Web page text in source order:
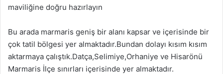
maviliğine doğru hazırlayın
Bu arada marmaris geniş bir alanı kapsar ve içerisinde bir
çok tatil bölgesi yer almaktadır.Bundan dolayı kısım kısım
aktarmaya çalıştık.Datça,Selimiye,Orhaniye ve Hisarönü
Marmaris İlçe sınırları içerisinde yer almaktadır.